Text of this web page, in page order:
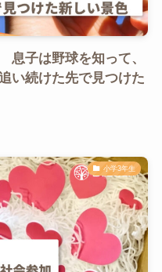
息子は野球を知って、
い続けた先で見つけた
小学3年生